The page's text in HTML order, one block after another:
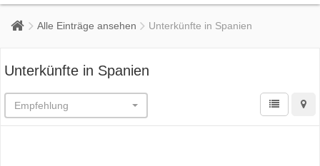
Alle Einträge ansehen Unterkünfte in Spanien
Unterkünfte in Spanien
Empfehlung